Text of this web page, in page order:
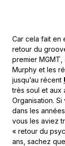
Car cela fait en
retour du
premier
Murphy et les
jusqu’au récent
très soul et aux
Organisation.
dans les
vous les aviez
« retour du
ans, sachez